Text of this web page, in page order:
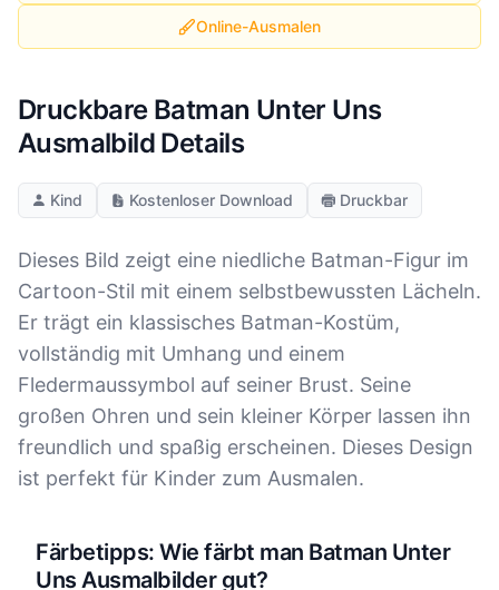
Online-Ausmalen
Druckbare Batman Unter Uns
Ausmalbild Details
Kind Kostenloser Download Druckbar
Dieses Bild zeigt eine niedliche Batman-Figur im
Cartoon-Stil mit einem selbstbewussten Lächeln.
Er trägt ein klassisches Batman-Kostüm,
vollständig mit Umhang und einem
Fledermaussymbol auf seiner Brust. Seine
großen Ohren und sein kleiner Körper lassen ihn
freundlich und spaßig erscheinen. Dieses Design
ist perfekt für Kinder zum Ausmalen.
Färbetipps: Wie färbt man Batman Unter
Uns Ausmalbilder gut?